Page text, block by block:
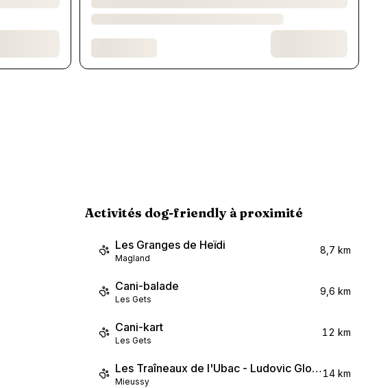
Activités dog-friendly à proximité
Les Granges de Heïdi
Magland
8,7 km
Cani-balade
Les Gets
9,6 km
Cani-kart
Les Gets
12 km
Les Traîneaux de l'Ubac - Ludovic Gloanec
Mieussy
14 km